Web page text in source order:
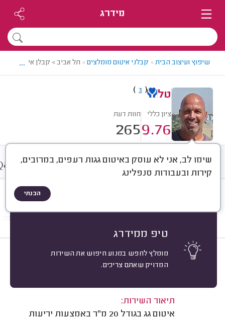
מידרג
שיפוץ ועיצוב הבית> קבלני איטום מומלצים> תל אביב > קבלן איטום
...
טל (
3
)
ציון כללי
9.76
חוות דעת
265
שימו לב, אני לא עוסק באיטום גגות רעפים, במרזבים,
קירות ובעבודות סנפלינג
הבנתי
טיפ ממידרג
מומלץ לחפש במנוע חיפוש את השירות
המדויק שאתם צריכים.
חוות דעת ממוצע גלריה &
אליעזר שפירא, תל אביב.
אשרור: 06/03/2026
תיאור השירות:
איטום גג בגודל 20 מ"ר באמצעות יריעות